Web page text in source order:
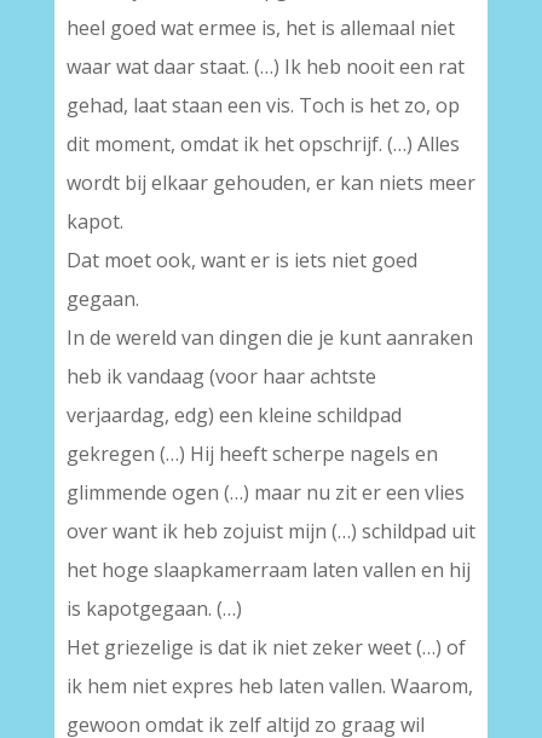
heel goed wat ermee is, het is allemaal niet
waar wat daar staat. (…) Ik heb nooit een rat
gehad, laat staan een vis. Toch is het zo, op
dit moment, omdat ik het opschrijf. (…) Alles
wordt bij elkaar gehouden, er kan niets meer
kapot.
Dat moet ook, want er is iets niet goed
gegaan.
In de wereld van dingen die je kunt aanraken
heb ik vandaag (voor haar achtste
verjaardag, edg) een kleine schildpad
gekregen (…) Hij heeft scherpe nagels en
glimmende ogen (…) maar nu zit er een vlies
over want ik heb zojuist mijn (…) schildpad uit
het hoge slaapkamerraam laten vallen en hij
is kapotgegaan. (…)
Het griezelige is dat ik niet zeker weet (…) of
ik hem niet expres heb laten vallen. Waarom,
gewoon omdat ik zelf altijd zo graag wil